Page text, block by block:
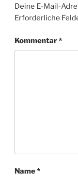
Deine E-Mail-
Erforderliche
Kommentar*
Name*